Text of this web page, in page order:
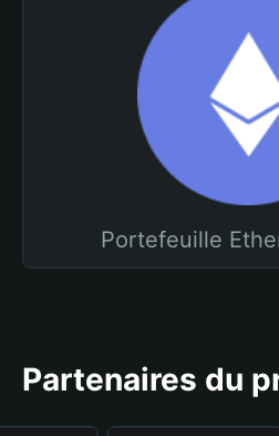
Portefeuille
Partenaires du